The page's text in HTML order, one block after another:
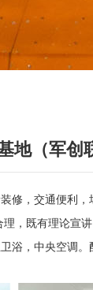
地（军创
，交通便利，
，既有理论宣讲
，中央空调。